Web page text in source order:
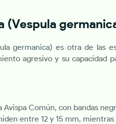
(Vespula
germanica) es otra de las
agresivo y su capacidad
Avispa Común, con bandas
entre 12 y 15 mm,